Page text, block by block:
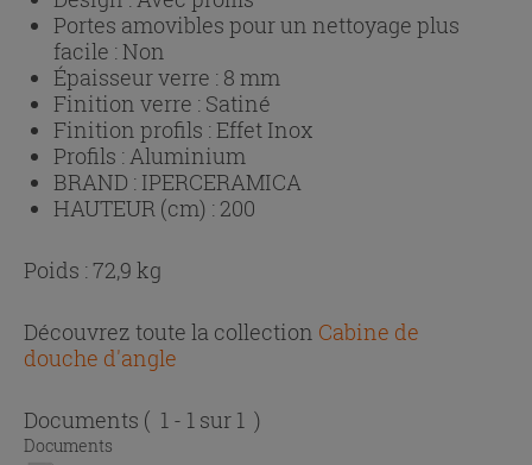
Portes amovibles pour un nettoyage plus
facile :Non
Épaisseur verre : 8 mm
Finition verre : Satiné
Finition profils :Effet Inox
Profils : Aluminium
BRAND : IPERCERAMICA
HAUTEUR (cm) : 200
Poids : 72,9 kg
Découvrez toute la collection Cabine de
douche d'angle
Documents ( 1 - 1 sur 1 )
Documents